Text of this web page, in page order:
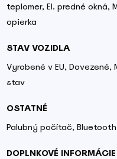
teplomer, El. predné okná,
opierka
STAV VOZIDLA
Vyrobené v EU, Dovezené,
stav
OSTATNÉ
Palubný počítač,
DOPLNKOVÉ